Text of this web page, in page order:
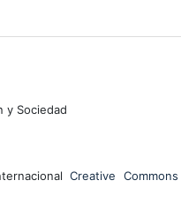
y Sociedad
Creative Commons